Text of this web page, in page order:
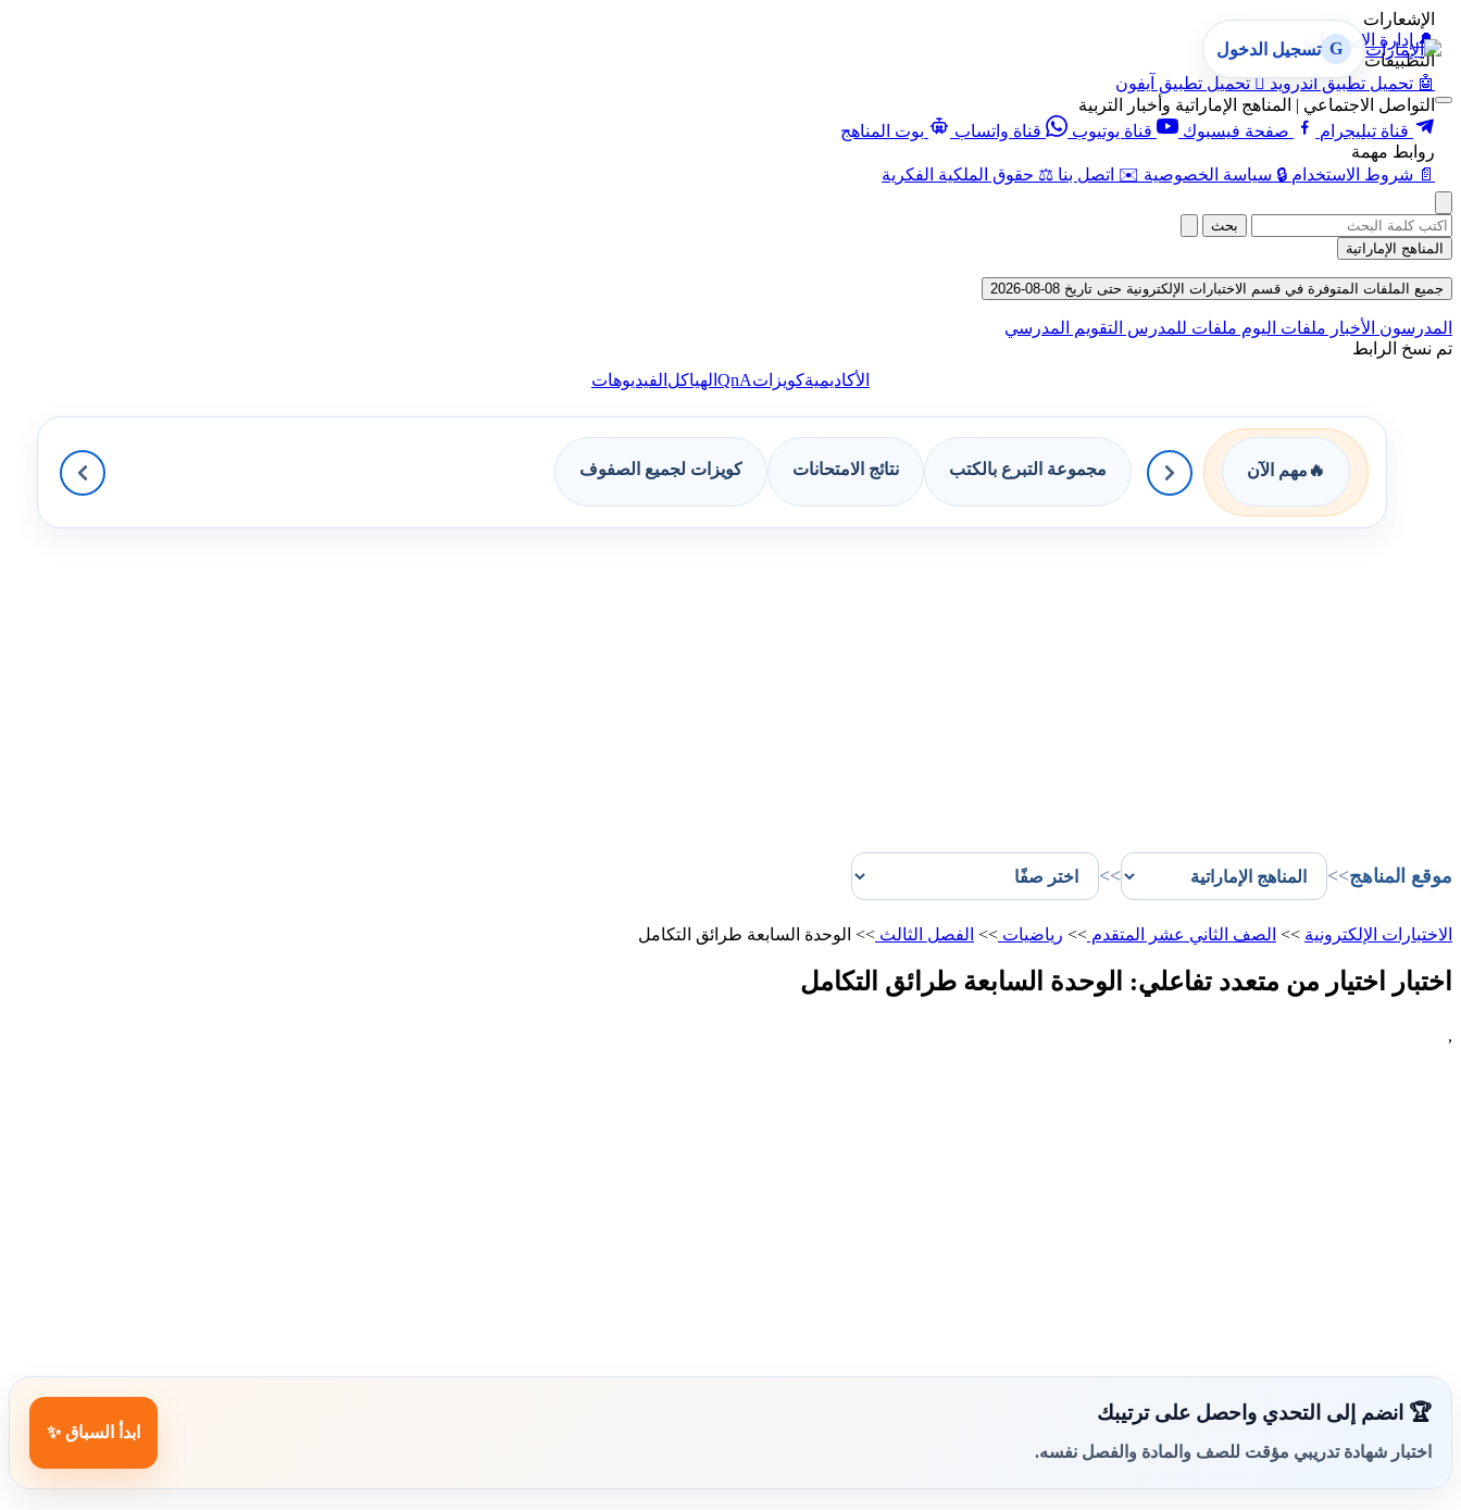
الإشعارات
🔔 إدارة الإشعارات
التطبيقات
🤖 تحميل تطبيق أندرويد  تحميل تطبيق آيفون
التواصل الاجتماعي | المناهج الإماراتية وأخبار التربية
قناة تيليجرام
صفحة فيسبوك قناة يوتيوب قناة واتساب
بوت المناهج
روابط مهمة
📄 شروط الاستخدام 🔒 سياسة الخصوصية ✉️ اتصل بنا ⚖️ حقوق الملكية الفكرية
G تسجيل الدخول
بحث
المناهج الإماراتية
جميع الملفات المتوفرة في قسم الاختبارات الإلكترونية حتى تاريخ 08-08-2026
المدرسون الأخبار ملفات اليوم ملفات للمدرس التقويم المدرسي
تم نسخ الرابط
الأكاديميةكويزاتQnA الهياكل الفيديوهات
🔥 مهم الآن مجموعة التبرع بالكتب نتائج الامتحانات كويزات لجميع الصفوف
موقع المناهج>>
>>
الاختبارات الإلكترونية >> الصف الثاني عشر المتقدم >> رياضيات >> الفصل الثالث >> الوحدة السابعة طرائق التكامل
اختبار اختيار من متعدد تفاعلي: الوحدة السابعة طرائق التكامل
,
🏆 انضم إلى التحدي واحصل على ترتيبك
اختبار شهادة تدريبي مؤقت للصف والمادة والفصل نفسه.
ابدأ السباق ✨